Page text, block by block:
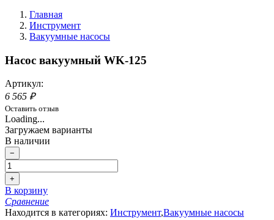
Главная
Инструмент
Вакуумные насосы
Насос вакуумный WK-125
Артикул:
6 565 ₽
Оставить отзыв
Loading...
Загружаем варианты
В наличии
−
+
В корзину
Сравнение
Находится в категориях: Инструмент,Вакуумные насосы